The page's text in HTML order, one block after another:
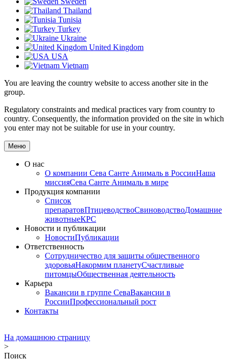
Thailand
Tunisia
Turkey
Ukraine
United Kingdom
USA
Vietnam
You are leaving the country website to access another site in the
group.
Regulatory constraints and medical practices vary from country to
country. Consequently, the information provided on the site in which
you enter may not be suitable for use in your country.
Меню
О нас
О компании Сева Санте Анималь в РоссииНаша
миссияСева Санте Анималь в мире
Продукция компании
Список
препаратовПтицеводствоСвиноводствоДомашние
животныеКРС
Новости и публикации
НовостиПубликации
Ответственность
Сотрудничество для защиты общественного
здоровьяНакормим планетуСчастливые
питомцыОбщественная деятельность
Карьера
Вакансии в группе СеваВакансии в
РоссииПрофессиональный рост
Контакты
На домашнюю страницу
>
Поиск